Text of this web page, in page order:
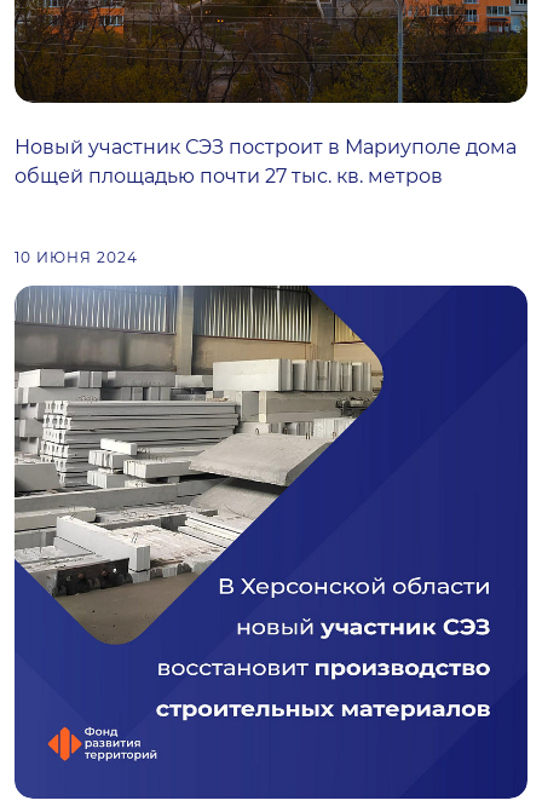
Новый участник СЭЗ построит в Мариуполе дома
общей площадью почти 27 тыс. кв. метров
10 ИЮНЯ 2024